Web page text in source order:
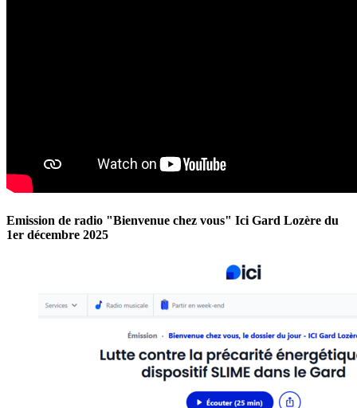
Emission de radio "Bienvenue chez vous" Ici Gard Lozère du
1er décembre 2025